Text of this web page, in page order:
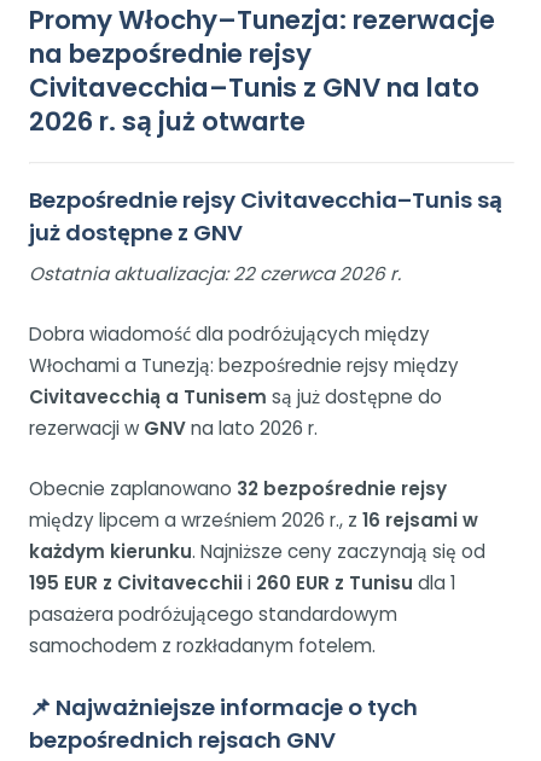
Promy Włochy–Tunezja: rezerwacje
na bezpośrednie rejsy
Civitavecchia–Tunis z GNV na lato
2026 r. są już otwarte
Bezpośrednie rejsy Civitavecchia–Tunis są
już dostępne z GNV
Ostatnia aktualizacja: 22 czerwca 2026 r.
Dobra wiadomość dla podróżujących między
Włochami a Tunezją: bezpośrednie rejsy między
Civitavecchią a Tunisem są już dostępne do
rezerwacji w GNVna lato 2026 r.
Obecnie zaplanowano 32 bezpośrednie rejsy
między lipcem a wrześniem 2026 r., z 16 rejsami w
każdym kierunku. Najniższe ceny zaczynają się od
195 EUR z Civitavecchiii 260 EUR z Tunisu dla 1
pasażera podróżującego standardowym
samochodem z rozkładanym fotelem.
📌 Najważniejsze informacje o tych
bezpośrednich rejsach GNV